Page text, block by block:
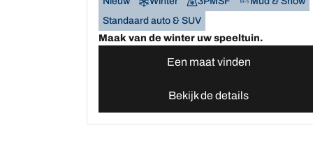
Standaard auto & SUV
Maak van de winter uw speeltuin.
Een maat vinden
Bekijk de details